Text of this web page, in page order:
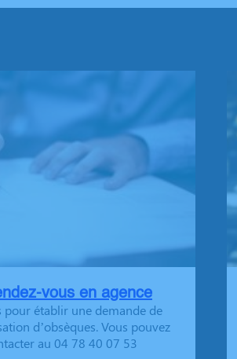
vous en agence
pour établir une demande de
d’obsèques. Vous pouvez
au 04 78 40 07 53